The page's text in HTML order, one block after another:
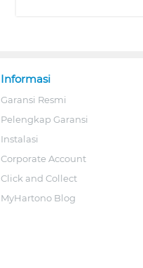
Informasi
Garansi Resmi
Pelengkap Garansi
Instalasi
Corporate Account
Click and Collect
MyHartono Blog